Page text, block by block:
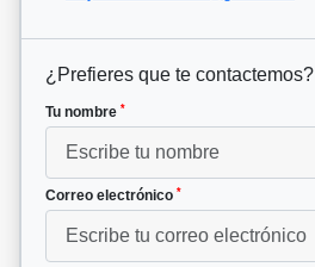
¿Prefieres que te contactemos?
Tu nombre *
Correo electrónico *